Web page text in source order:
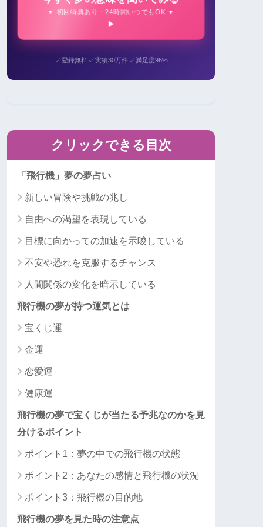
▼ 初回特典あり・24時間いつでもOK ▼
✓登録無料 ✓実績30万件 ✓満足度96%
クリックできる目次
「飛行機」夢の夢占い
新しい冒険や挑戦の兆し
自由への渇望を表現している
目標に向かっての加速を示唆している
不安や恐れを克服するチャンス
人間関係の変化を暗示している
飛行機の夢が持つ運気とは
宝くじ運
金運
恋愛運
健康運
飛行機の夢で宝くじが当たる予兆なのかを見
分けるポイント
ポイント1：夢の中での飛行機の状態
ポイント2：あなたの感情と飛行機の状況
ポイント3：飛行機の目的地
飛行機の夢を見た時の注意点